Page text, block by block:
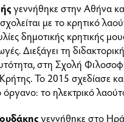
γεννήθηκε στην Αθήνα
με το κρητικό
δημοτικής κρητικής
Διεξάγει τη
στη Σχολή
Το 2015 σχεδίασε
το ηλεκτρικό
γεννήθηκε στο